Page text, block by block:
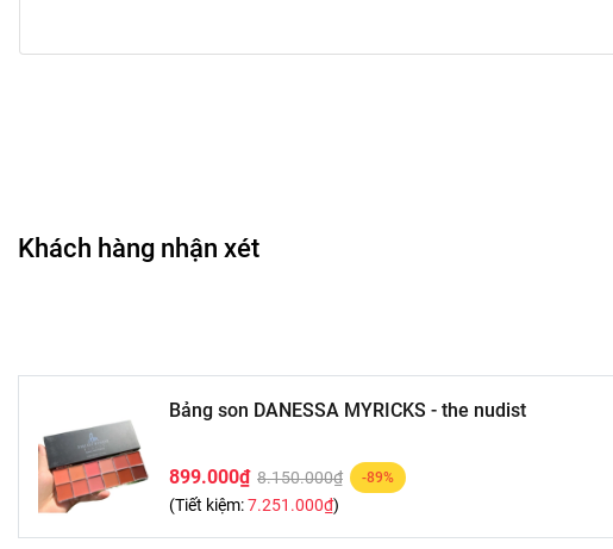
Khách hàng nhận xét
Bảng son DANESSA MYRICKS - the nudist
899.000₫ 8.150.000₫ -89%
(Tiết kiệm:7.251.000₫)